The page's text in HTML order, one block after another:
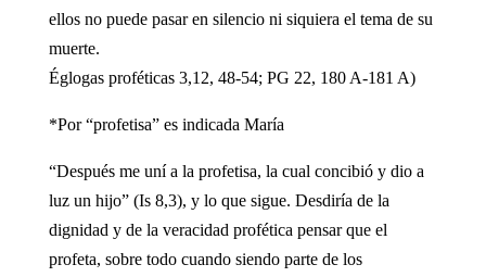
ellos no puede pasar en silencio ni siquiera el tema de su
muerte.
Églogas proféticas 3,12, 48-54; PG 22, 180 A-181 A)
*Por “profetisa” es indicada María
“Después me uní a la profetisa, la cual concibió y dio a
luz un hijo” (Is 8,3), y lo que sigue. Desdiría de la
dignidad y de la veracidad profética pensar que el
profeta, sobre todo cuando siendo parte de los